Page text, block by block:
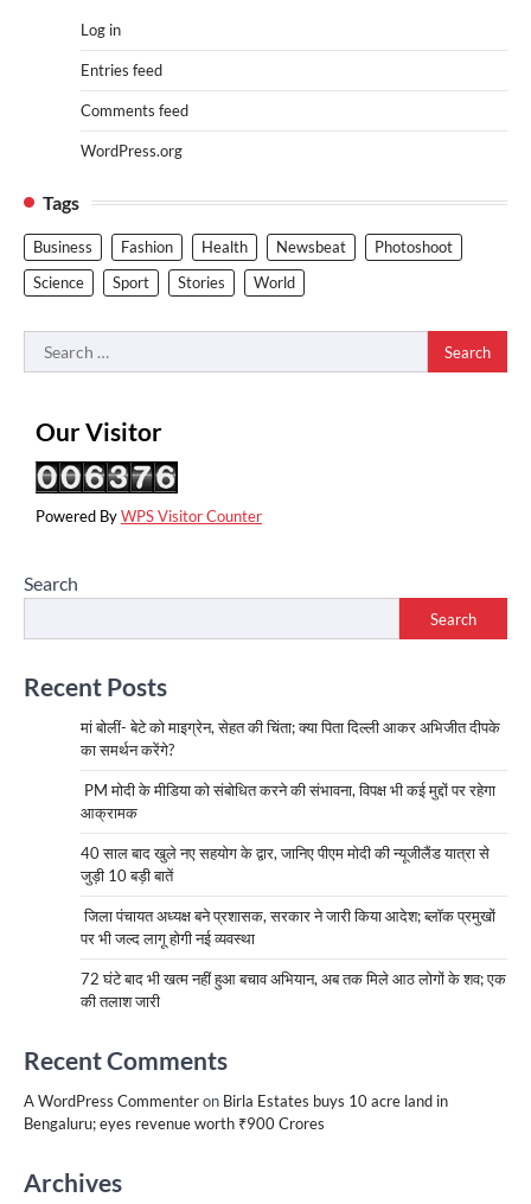
Log in
Entries feed
Comments feed
WordPress.org
Tags
Business Fashion Health Newsbeat
Photoshoot
Science
Sport Stories World
Search
for:
Our Visitor
Powered ByWPS Visitor Counter
Search
Search
Recent Posts
मां बोलीं- बेटे को माइग्रेन, सेहत की चिंता; क्या पिता दिल्ली आकर अभिजीत दीपके
का समर्थन करेंगे?
PM मोदी के मीडिया को संबोधित करने की संभावना, विपक्ष भी कई मुद्दों पर रहेगा
आक्रामक
40 साल बाद खुले नए सहयोग के द्वार, जानिए पीएम मोदी की न्यूजीलैंड यात्रा से
जुड़ी 10 बड़ी बातें
जिला पंचायत अध्यक्ष बने प्रशासक, सरकार ने जारी किया आदेश; ब्लॉक प्रमुखों
पर भी जल्द लागू होगी नई व्यवस्था
72 घंटे बाद भी खत्म नहीं हुआ बचाव अभियान, अब तक मिले आठ लोगों के शव; एक
की तलाश जारी
Recent Comments
A WordPress Commenteron Birla Estates buys 10 acre land in
Bengaluru; eyes revenue worth ₹900 Crores
Archives